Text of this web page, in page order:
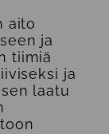
aito
ja
tiimiä
ja
laatu